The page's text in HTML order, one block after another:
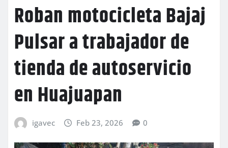
Roban motocicleta Bajaj
Pulsar a trabajador de
tienda de autoservicio
en Huajuapan
igavec Feb 23, 2026 0